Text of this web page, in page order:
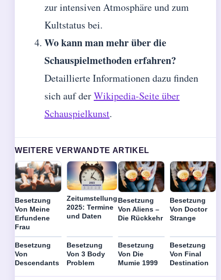
zur intensiven Atmosphäre und zum
Kultstatus bei.
Wo kann man mehr über die
Schauspielmethoden erfahren?
Detaillierte Informationen dazu finden
sich auf derWikipedia-Seite über
Schauspielkunst.
WEITERE VERWANDTE ARTIKEL
Besetzung
Von Meine
Erfundene
Frau
Zeitumstellung
2025: Termine
und Daten
Besetzung
Von Aliens –
Die Rückkehr
Besetzung
Von Doctor
Strange
Besetzung
Von
Descendants
Besetzung
Von 3 Body
Problem
Besetzung
Von Die
Mumie 1999
Besetzung
Von Final
Destination